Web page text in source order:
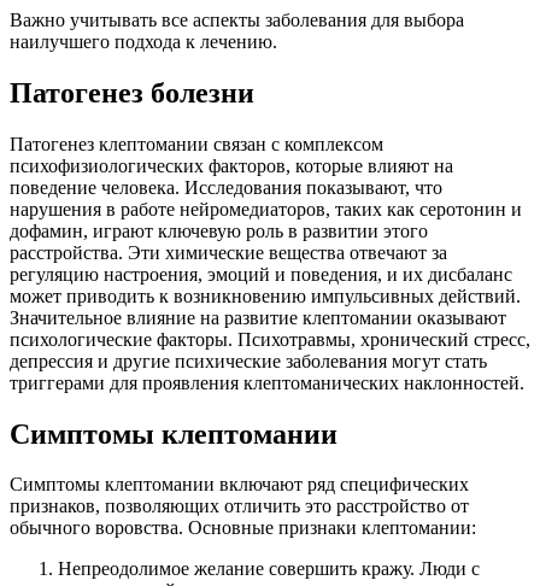
Важно учитывать все аспекты заболевания для выбора
наилучшего подхода к лечению.
Патогенез болезни
Патогенез клептомании связан с комплексом
психофизиологических факторов, которые влияют на
поведение человека. Исследования показывают, что
нарушения в работе нейромедиаторов, таких как серотонин и
дофамин, играют ключевую роль в развитии этого
расстройства. Эти химические вещества отвечают за
регуляцию настроения, эмоций и поведения, и их дисбаланс
может приводить к возникновению импульсивных действий.
Значительное влияние на развитие клептомании оказывают
психологические факторы. Психотравмы, хронический стресс,
депрессия и другие психические заболевания могут стать
триггерами для проявления клептоманических наклонностей.
Симптомы клептомании
Симптомы клептомании включают ряд специфических
признаков, позволяющих отличить это расстройство от
обычного воровства. Основные признаки клептомании:
Непреодолимое желание совершить кражу. Люди с